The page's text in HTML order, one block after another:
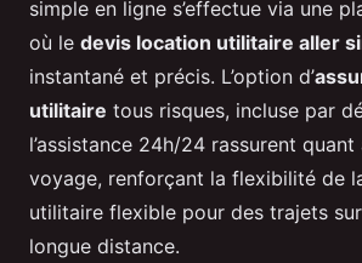
simple en ligne s’effectue via une
où le devis location utilitaire aller
instantané et précis. L’option d’
utilitaire tous risques, incluse par
l’assistance 24h/24 rassurent
voyage, renforçant la flexibilité de
utilitaire flexible pour des trajets
longue distance.